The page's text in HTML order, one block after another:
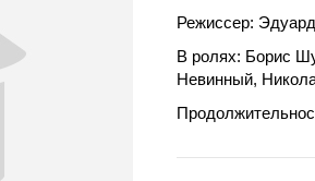
Режиссер:
В ролях: Борис
Невинный,